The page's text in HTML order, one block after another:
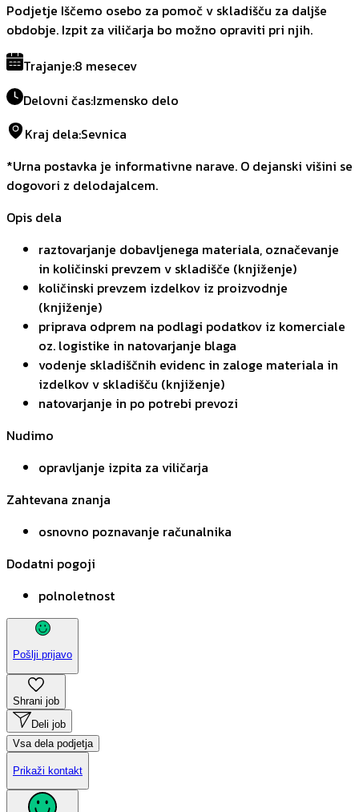
Podjetje Iščemo osebo za pomoč v skladišču za daljše
obdobje. Izpit za viličarja bo možno opraviti pri njih.
Trajanje:8 mesecev
Delovni čas:Izmensko delo
Kraj dela:Sevnica
*Urna postavka je informativne narave. O dejanski višini se
dogovori z delodajalcem.
Opis dela
raztovarjanje dobavljenega materiala, označevanje
in količinski prevzem v skladišče (knjiženje)
količinski prevzem izdelkov iz proizvodnje
(knjiženje)
priprava odprem na podlagi podatkov iz komerciale
oz. logistike in natovarjanje blaga
vodenje skladiščnih evidenc in zaloge materiala in
izdelkov v skladišču (knjiženje)
natovarjanje in po potrebi prevozi
Nudimo
opravljanje izpita za viličarja
Zahtevana znanja
osnovno poznavanje računalnika
Dodatni pogoji
polnoletnost
Pošlji prijavo
Shrani job
Deli job
Vsa dela podjetja
Prikaži kontakt